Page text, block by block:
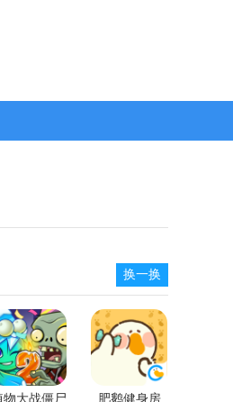
换一换
物大战僵尸
肥鹅健身房